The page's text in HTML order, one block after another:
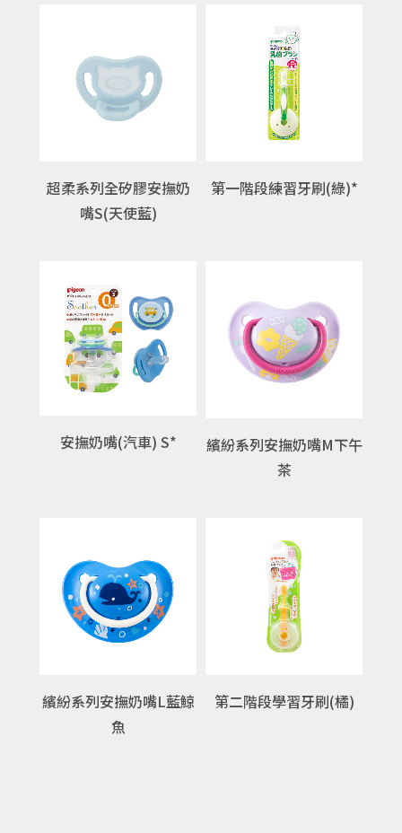
超柔系列全矽膠安撫奶
嘴S(天使藍)
第一階段練習牙刷(綠)*
安撫奶嘴(汽車) S*
繽紛系列安撫奶嘴M下午
茶
繽紛系列安撫奶嘴L藍鯨
魚
第二階段學習牙刷(橘)